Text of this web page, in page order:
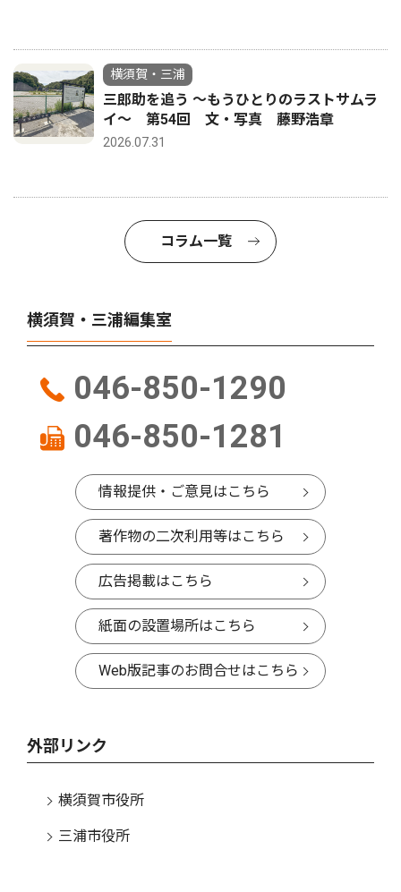
横須賀・三浦
三郎助を追う 〜もうひとりのラストサムラ
イ〜 第54回 文・写真 藤野浩章
2026.07.31
コラム一覧
横須賀・三浦編集室
046-850-1290
046-850-1281
情報提供・ご意見はこちら
著作物の二次利用等はこちら
広告掲載はこちら
紙面の設置場所はこちら
Web版記事のお問合せはこちら
外部リンク
横須賀市役所
三浦市役所